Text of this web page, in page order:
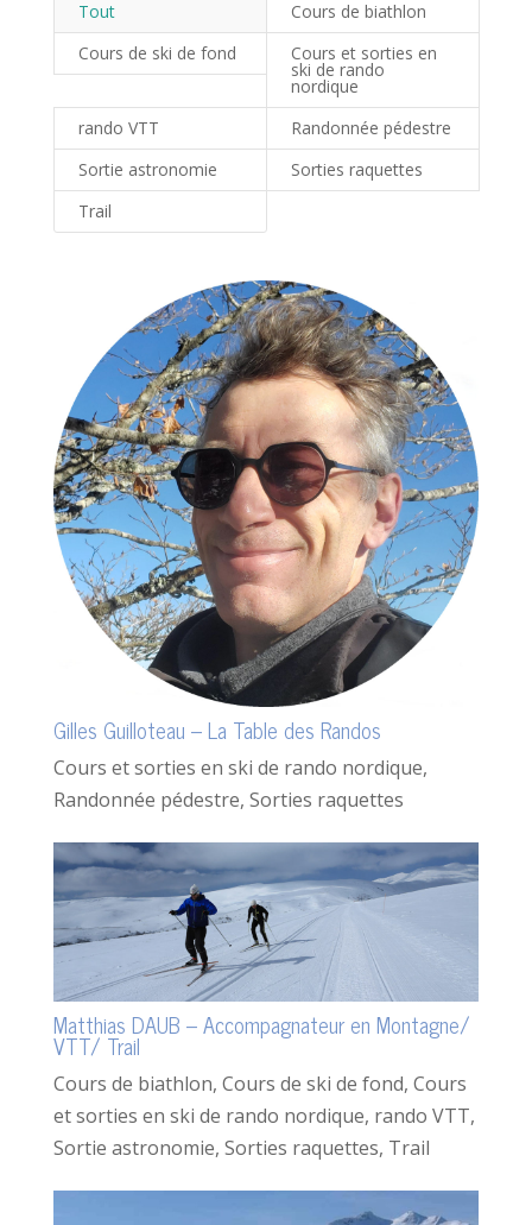
Tout
Cours de biathlon
Cours de ski de fond
Cours et sorties en
ski de rando
nordique
rando VTT
Randonnée pédestre
Sortie astronomie
Sorties raquettes
Trail
Gilles Guilloteau – La Table des Randos
Cours et sorties en ski de rando nordique,
Randonnée pédestre, Sorties raquettes
Matthias DAUB – Accompagnateur en Montagne/
VTT/ Trail
Cours de biathlon, Cours de ski de fond, Cours
et sorties en ski de rando nordique, rando VTT,
Sortie astronomie, Sorties raquettes, Trail